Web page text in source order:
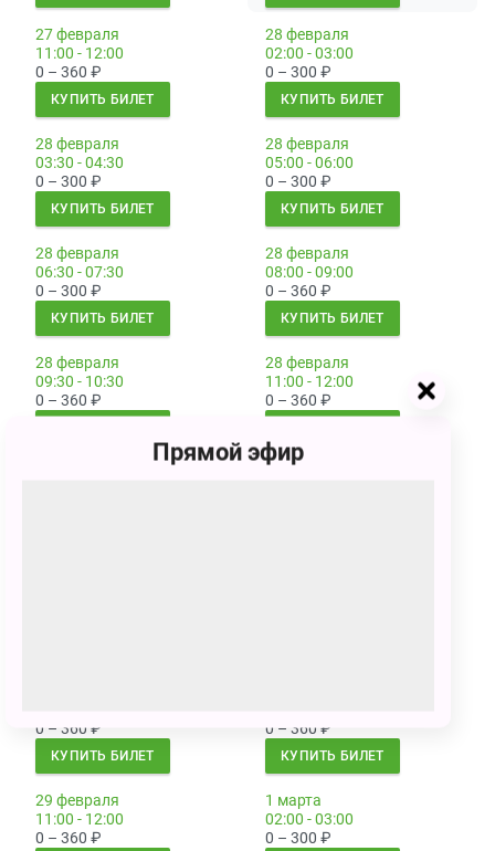
27 февраля
11:00 - 12:00
0 – 360 ₽
КУПИТЬ БИЛЕТ
28 февраля
02:00 - 03:00
0 – 300 ₽
КУПИТЬ БИЛЕТ
28 февраля
03:30 - 04:30
0 – 300 ₽
КУПИТЬ БИЛЕТ
28 февраля
05:00 - 06:00
0 – 300 ₽
КУПИТЬ БИЛЕТ
28 февраля
06:30 - 07:30
0 – 300 ₽
КУПИТЬ БИЛЕТ
28 февраля
08:00 - 09:00
0 – 360 ₽
КУПИТЬ БИЛЕТ
28 февраля
09:30 - 10:30
0 – 360 ₽
28 февраля
11:00 - 12:00
0 – 360 ₽
0 – 360₽
КУПИТЬ БИЛЕТ
0 – 360₽
КУПИТЬ БИЛЕТ
29 февраля
11:00 - 12:00
0 – 360 ₽
1 марта
02:00 - 03:00
0 – 300 ₽
Прямой эфир